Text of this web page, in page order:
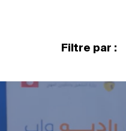
Filtre par :
ECOAGRIS :